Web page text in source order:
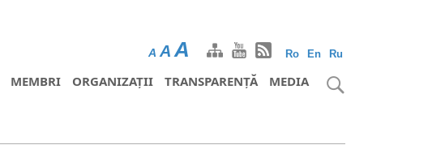
Ro En Ru
A A A
MEMBRI ORGANIZAȚII TRANSPARENȚĂ MEDIA